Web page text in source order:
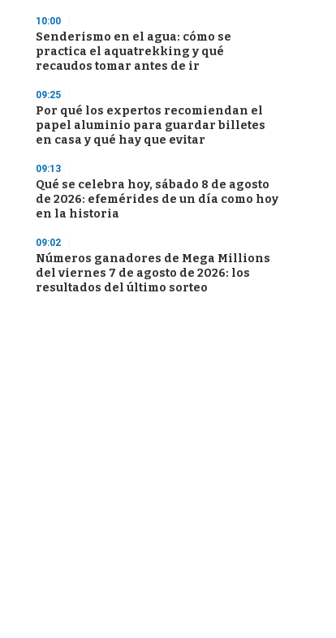
10:00
Senderismo en el agua: cómo se
practica el aquatrekking y qué
recaudos tomar antes de ir
09:25
Por qué los expertos recomiendan el
papel aluminio para guardar billetes
en casa y qué hay que evitar
09:13
Qué se celebra hoy, sábado 8 de agosto
de 2026: efemérides de un día como hoy
en la historia
09:02
Números ganadores de Mega Millions
del viernes 7 de agosto de 2026: los
resultados del último sorteo